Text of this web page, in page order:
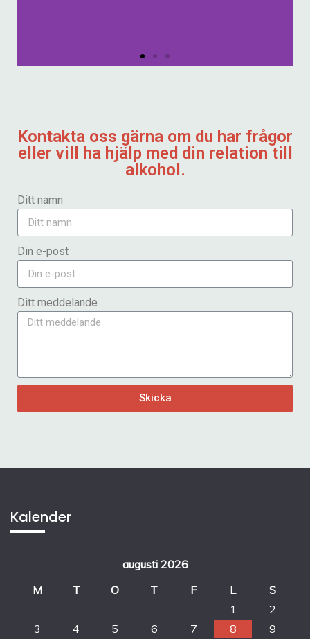
exakta siffror finns förstås inte.
Kontakta oss gärna om du har frågor
eller vill ha hjälp med din relation till
alkohol.
Ditt namn
Din e-post
Ditt meddelande
Skicka
Kalender
augusti 2026
M
T O T F L
S
1
2
3
4 5 6 7 8
9